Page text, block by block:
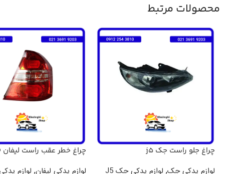
محصولات مرتبط
چراغ جلو راست جک j5
لوازم یدکی جک, لوازم یدکی جک J5
چراغ خطر عقب راست لیفان 620
لوازم یدکی لیفان, لوازم